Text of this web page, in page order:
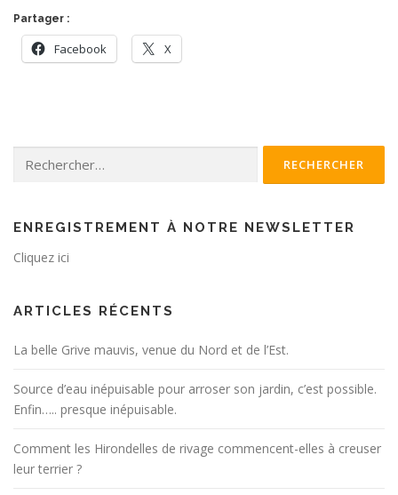
Partager :
Facebook X
ENREGISTREMENT À NOTRE NEWSLETTER
Cliquez ici
ARTICLES RÉCENTS
La belle Grive mauvis, venue du Nord et de l’Est.
Source d’eau inépuisable pour arroser son jardin, c’est possible.
Enfin….. presque inépuisable.
Comment les Hirondelles de rivage commencent-elles à creuser
leur terrier ?